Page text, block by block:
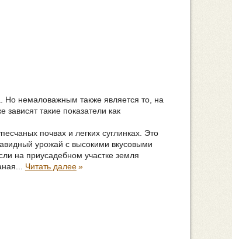
Но немаловажным также является то, на
зависят такие показатели как
почвах и легких суглинках. Это
урожай с высокими вкусовыми
на приусадебном участке земля
Читать далее»